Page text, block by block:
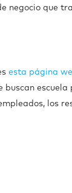
negocio que
esta página
escuela
los